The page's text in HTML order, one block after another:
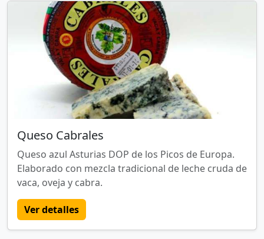
Queso Cabrales
Queso azul Asturias DOP de los Picos de Europa.
Elaborado con mezcla tradicional de leche cruda de
vaca, oveja y cabra.
Ver detalles